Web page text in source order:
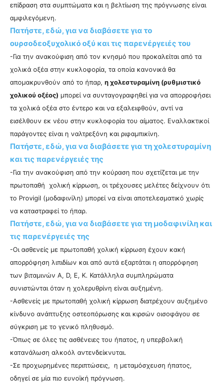
επίδραση στα συμπτώματα και η βελτίωση της πρόγνωσης είναι
αμφιλεγόμενη.
Πατήστε, εδώ, για να διαβάσετε για το
ουρσοδεοξυχολικό οξύ και τις παρενέργειές του
-Για την ανακούφιση από τον κνησμό που προκαλείται από τα
χολικά οξέα στην κυκλοφορία, τα οποία κανονικά θα
απομακρυνθούν από το ήπαρ, η χολεστυραμίνη (ρυθμιστικό
χολικού οξέος) μπορεί να συνταγογραφηθεί για να απορροφήσει
τα χολικά οξέα στο έντερο και να εξαλειφθούν, αντί να
εισέλθουν εκ νέου στην κυκλοφορία του αίματος. Εναλλακτικοί
παράγοντες είναι η ναλτρεξόνη και ριφαμπικίνη.
Πατήστε, εδώ, για να διαβάσετε για τη χολεστυραμίνη
και τις παρενέργειές της
-Για την ανακούφιση από την κούραση που σχετίζεται με την
πρωτοπαθή χολική κίρρωση, οι τρέχουσες μελέτες δείχνουν ότι
το Provigil (μοδαφινίλη) μπορεί να είναι αποτελεσματικό χωρίς
να καταστραφεί το ήπαρ.
Πατήστε, εδώ, για να διαβάσετε για τη μοδαφινίλη και
τις παρενέργειές της
-Οι ασθενείς με πρωτοπαθή χολική κίρρωση έχουν κακή
απορρόφηση λιπιδίων και από αυτά εξαρτάται η απορρόφηση
των βιταμινών A, D, E, K. Κατάλληλα συμπληρώματα
συνιστώνται όταν η χολερυθρίνη είναι αυξημένη.
-Ασθενείς με πρωτοπαθή χολική κίρρωση διατρέχουν αυξημένο
κίνδυνο ανάπτυξης οστεοπόρωσης και κιρσών οισοφάγου σε
σύγκριση με το γενικό πληθυσμό.
-Όπως σε όλες τις ασθένειες του ήπατος, η υπερβολική
κατανάλωση αλκοόλ αντενδείκνυται.
-Σε προχωρημένες περιπτώσεις, η μεταμόσχευση ήπατος,
οδηγεί σε μία πιο ευνοϊκή πρόγνωση.